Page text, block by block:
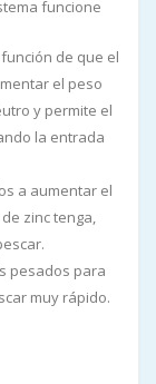
funcione
de que el
el peso
y permite el
la entrada
a aumentar el
zinc tenga,
pesados para
muy rápido.